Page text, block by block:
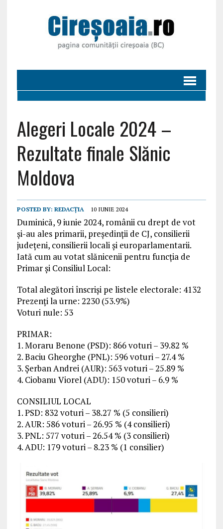
Alegeri Locale 2024 –
Rezultate finale Slănic
Moldova
POSTED BY: REDACȚIA 10 IUNIE 2024
Duminică, 9 iunie 2024, românii cu drept de vot
și-au ales primarii, preşedinţii de CJ, consilierii
judeţeni, consilierii locali și europarlamentarii.
Iată cum au votat slănicenii pentru funcția de
Primar și Consiliul Local:
Total alegători înscriși pe listele electorale: 4132
Prezenți la urne: 2230 (53.9%)
Voturi nule: 53
PRIMAR:
1. Moraru Benone (PSD): 866 voturi – 39.82 %
2. Baciu Gheorghe (PNL): 596 voturi – 27.4 %
3. Șerban Andrei (AUR): 563 voturi – 25.89 %
4. Ciobanu Viorel (ADU): 150 voturi – 6.9 %
CONSILIUL LOCAL
1. PSD: 832 voturi – 38.27 % (5 consilieri)
2. AUR: 586 voturi – 26.95 % (4 consilieri)
3. PNL: 577 voturi – 26.54 % (3 consilieri)
4. ADU: 179 voturi – 8.23 % (1 consilier)